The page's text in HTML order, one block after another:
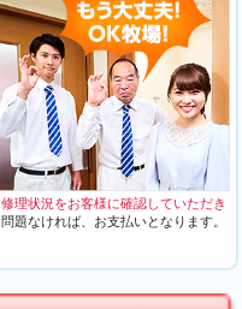
修理状況をお客様に確認していただき
問題なければ、お支払いとなります。